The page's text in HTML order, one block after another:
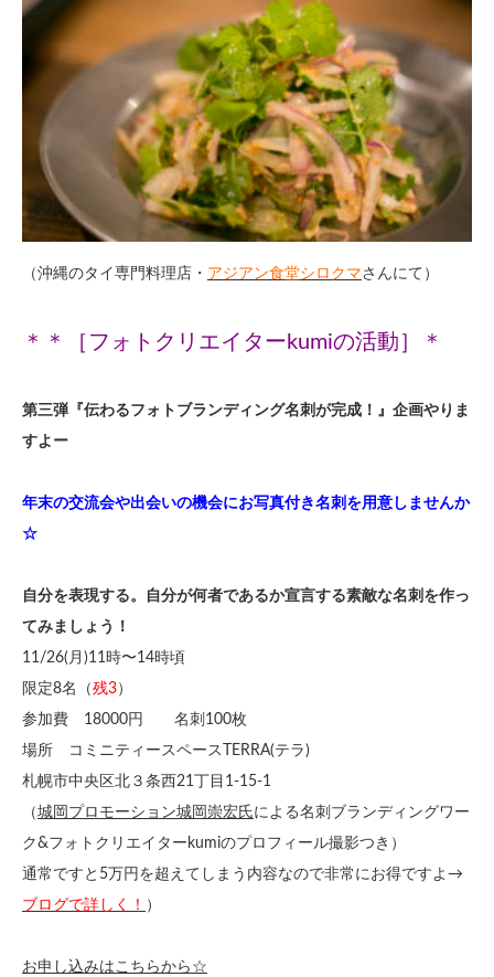
（沖縄のタイ専門料理店・ アジアン食堂シロクマさんにて）
＊＊［フォトクリエイターkumiの活動］＊
第三弾『伝わるフォトブランディング名刺が完成！』企画やりま
すよー
年末の交流会や出会いの機会にお写真付き名刺を用意しませんか
☆
自分を表現する。自分が何者であるか宣言する素敵な名刺を作っ
てみましょう！
11/26(月)11時〜14時頃
限定8名（残3）
参加費 18000円 名刺100枚
場所 コミニティースペースTERRA(テラ)
札幌市中央区北３条西21丁目1-15-1
（城岡プロモーション城岡崇宏氏による名刺ブランディングワー
ク&フォトクリエイターkumiのプロフィール撮影つき）
通常ですと5万円を超えてしまう内容なので非常にお得ですよ→
ブログで詳しく！ ）
お申し込みはこちらから☆